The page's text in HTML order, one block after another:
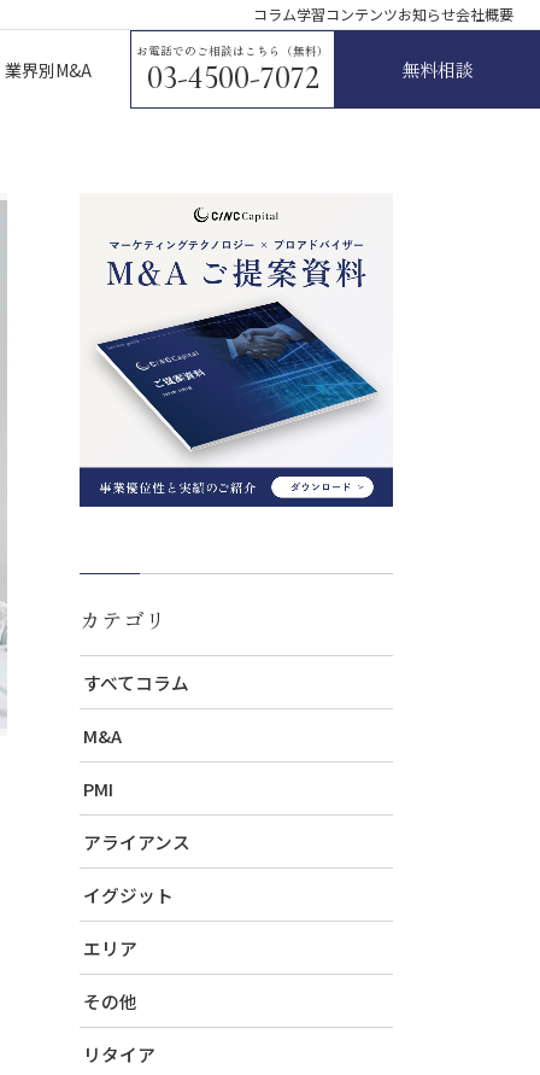
コラム学習コンテンツお知らせ会社概要
業界別M&A
お電話でのご相談はこちら（無料）
03-4500-7072 無料相談
カテゴリ
すべてコラム
M&A
PMI
アライアンス
イグジット
エリア
その他
リタイア